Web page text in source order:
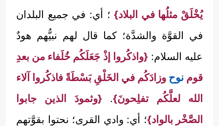
يُخْلَقْ مثلُها في البلاد}؛ أي: في جميع البلدان
في القوَّة والشدَّة؛ كما قال لهم نبيُّهم هودٌ
عليه السلام: {واذكُروا إذْ جَعَلَكُم خُلَفاء من بعدِ
قوم نوح وزادَكُم في الخَلْقِ بَسْطَةً فاذكُروا آلاء
الله لعلَّكُم تفلِحونَ}. {وثمودَ الذين جابوا
الصَّخْر بالواد}؛ أي: وادي القرى؛ نحتوا بقوَّتهم